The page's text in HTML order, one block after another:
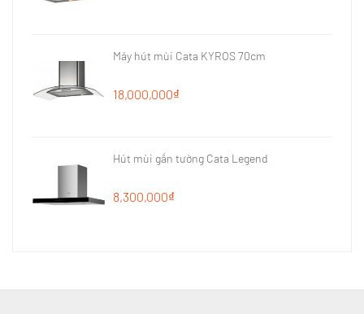
Máy hút mùi Cata KYROS 70cm
18,000,000₫
Hút mùi gắn tường Cata Legend
8,300,000₫